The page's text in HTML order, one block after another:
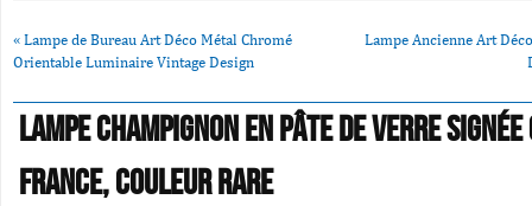
« Lampe de Bureau Art Déco Métal Chromé
Orientable Luminaire Vintage Design
Lampe Ancienne Art
Lampe champignon en Pâte de verre
France, couleur rare